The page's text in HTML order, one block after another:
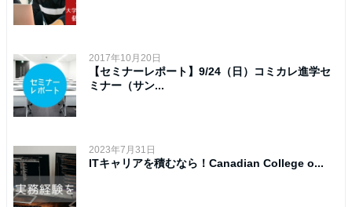
2017年10月20日
【セミナーレポート】9/24（日）コミカレ進学セ
ミナー（サン...
2023年7月31日
ITキャリアを積むなら！Canadian College o...